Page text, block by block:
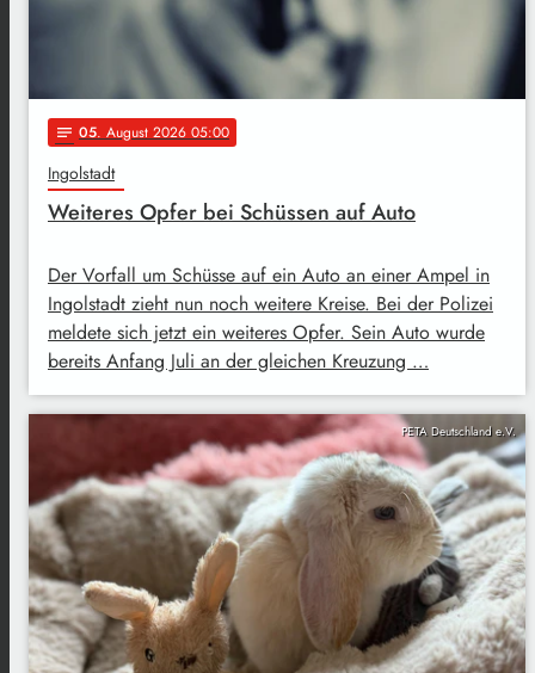
notes 05. August 2026 05:00
Ingolstadt
Weiteres Opfer bei Schüssen auf Auto
Der Vorfall um Schüsse auf ein Auto an einer Ampel in
Ingolstadt zieht nun noch weitere Kreise. Bei der Polizei
meldete sich jetzt ein weiteres Opfer. Sein Auto wurde
bereits Anfang Juli an der gleichen Kreuzung …
PETA Deutschland e.V.